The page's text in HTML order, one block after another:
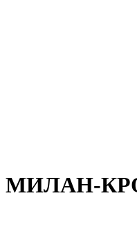
МИЛАН-